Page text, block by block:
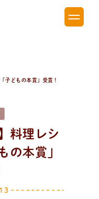
子どもの本賞」受賞！
料理レシ
の本賞」